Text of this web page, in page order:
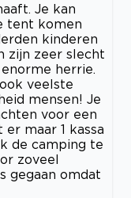
Je kan
tent komen
kinderen
zijn zeer slecht
herrie.
veelste
mensen! Je
voor een
maar 1 kassa
de camping te
zoveel
gegaan omdat